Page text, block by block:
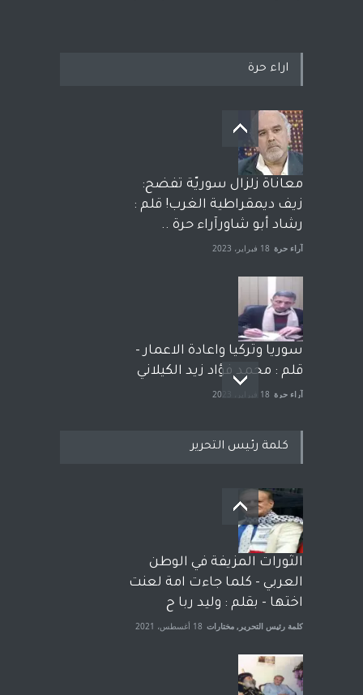
اراء حرة
معاناة زلزال سوريّة تفضح:
زيف ديمقراطية الغرب! قلم :
رشاد أبو شاورآراء حرة ..
آراء حرة 18 فبراير، 2023
سوريا وتركيا واعادة الاعمار -
قلم : محمد فؤاد زيد الكيلاني
آراء حرة 18 فبراير، 2023
بعد معارك قضائية طاحنة كتب
وترافع فيها بنفسه مرة اخرى..
الشيخ طارق يوسف يقهر
الحكومة الأمريكية ، فأعطوه
الجنسية عن يد وهم صاغرون،
آراء حرة مختارات 7 أبريل، 2023
كلمة رئيس التحرير
الثورات المزيفة في الوطن
العربي - كلما جاءت امة لعنت
اختها - بقلم : وليد ربا ح
كلمة رئيس التحرير , مختارات 18 أغسطس، 2021